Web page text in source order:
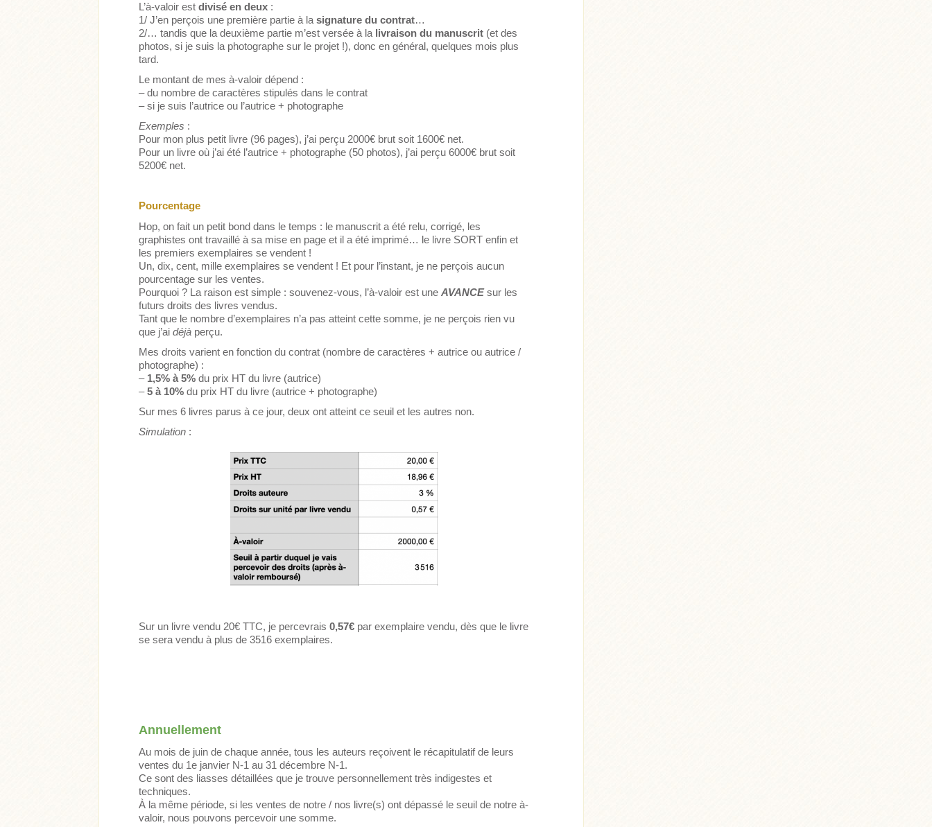
L’à-valoir estdivisé en deux :
1/ J’en perçois une première partie à lasignature du contrat…
2/… tandis que la deuxième partie m’est versée à la livraison du manuscrit (et des
photos, si je suis la photographe sur le projet !), donc en général, quelques mois plus
tard.
Le montant de mes à-valoir dépend :
– du nombre de caractères stipulés dans le contrat
– si je suis l’autrice ou l’autrice + photographe
Exemples :
Pour mon plus petit livre (96 pages), j’ai perçu 2000€ brut soit 1600€ net.
Pour un livre où j’ai été l’autrice + photographe (50 photos), j’ai perçu 6000€ brut soit
5200€ net.
Pourcentage
Hop, on fait un petit bond dans le temps : le manuscrit a été relu, corrigé, les
graphistes ont travaillé à sa mise en page et il a été imprimé… le livre SORT enfin et
les premiers exemplaires se vendent !
Un, dix, cent, mille exemplaires se vendent ! Et pour l’instant, je ne perçois aucun
pourcentage sur les ventes.
Pourquoi ? La raison est simple : souvenez-vous, l’à-valoir est uneAVANCEsur les
futurs droits des livres vendus.
Tant que le nombre d’exemplaires n’a pas atteint cette somme, je ne perçois rien vu
que j’aidéjà perçu.
Mes droits varient en fonction du contrat (nombre de caractères + autrice ou autrice /
photographe) :
– 1,5% à 5% du prix HT du livre (autrice)
–5 à 10% du prix HT du livre (autrice + photographe)
Sur mes 6 livres parus à ce jour, deux ont atteint ce seuil et les autres non.
Simulation :
Sur un livre vendu 20€ TTC, je percevrais 0,57€ par exemplaire vendu, dès que le livre
se sera vendu à plus de 3516 exemplaires.
Annuellement
Au mois de juin de chaque année, tous les auteurs reçoivent le récapitulatif de leurs
ventes du 1e janvier N-1 au 31 décembre N-1.
Ce sont des liasses détaillées que je trouve personnellement très indigestes et
techniques.
À la même période, si les ventes de notre / nos livre(s) ont dépassé le seuil de notre à-
valoir, nous pouvons percevoir une somme.